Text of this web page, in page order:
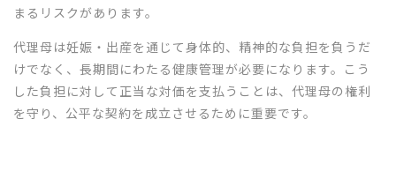
まるリスクがあります。
代理母は妊娠・出産を通じて身体的、精神的な負担を負うだ
けでなく、長期間にわたる健康管理が必要になります。こう
した負担に対して正当な対価を支払うことは、代理母の権利
を守り、公平な契約を成立させるために重要です。